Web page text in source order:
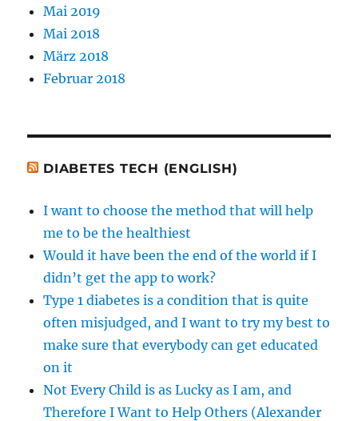
Mai 2019
Mai 2018
März 2018
Februar 2018
DIABETES TECH (ENGLISH)
I want to choose the method that will help
me to be the healthiest
Would it have been the end of the world if I
didn’t get the app to work?
Type 1 diabetes is a condition that is quite
often misjudged, and I want to try my best to
make sure that everybody can get educated
on it
Not Every Child is as Lucky as I am, and
Therefore I Want to Help Others (Alexander